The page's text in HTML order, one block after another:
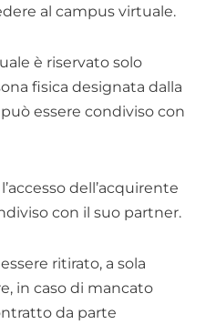
al campus virtuale.
è riservato solo
fisica designata dalla
essere condiviso con
dell’acquirente
con il suo partner.
ritirato, a sola
in caso di mancato
da parte